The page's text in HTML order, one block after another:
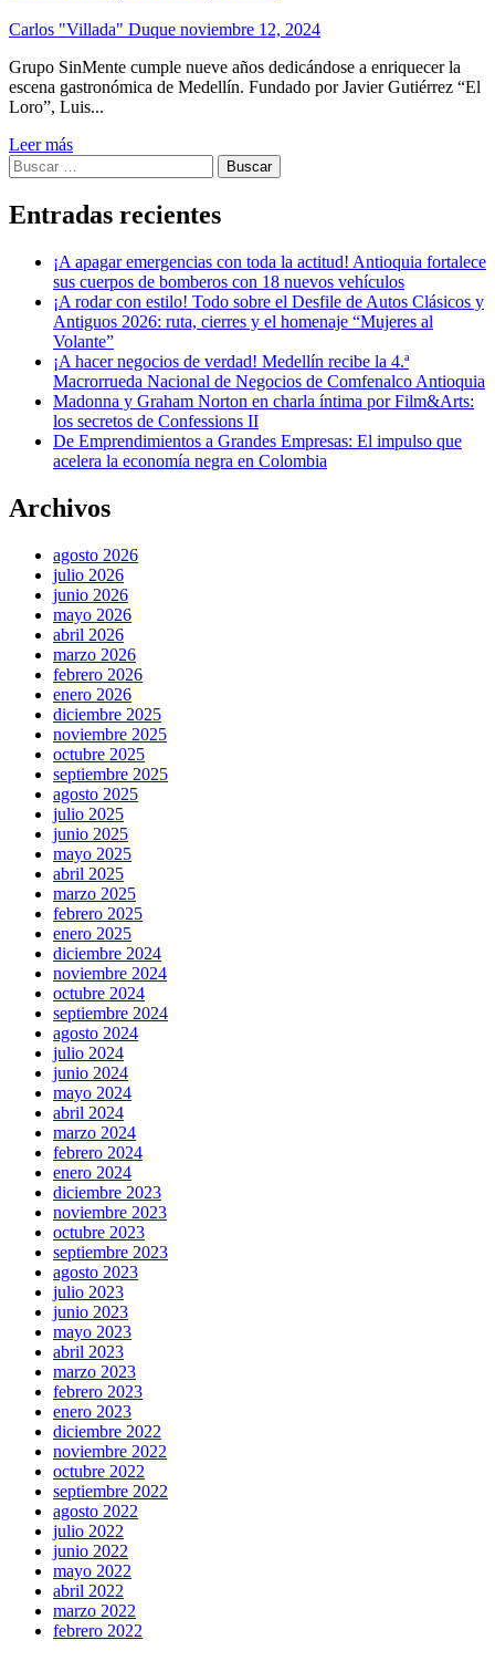
Carlos "Villada" Duque noviembre 12, 2024
Grupo SinMente cumple nueve años dedicándose a enriquecer la
escena gastronómica de Medellín. Fundado por Javier Gutiérrez “El
Loro”, Luis...
Leer más
Buscar:
Entradas recientes
¡A apagar emergencias con toda la actitud! Antioquia fortalece
sus cuerpos de bomberos con 18 nuevos vehículos
¡A rodar con estilo! Todo sobre el Desfile de Autos Clásicos y
Antiguos 2026: ruta, cierres y el homenaje “Mujeres al
Volante”
¡A hacer negocios de verdad! Medellín recibe la 4.ª
Macrorrueda Nacional de Negocios de Comfenalco Antioquia
Madonna y Graham Norton en charla íntima por Film&Arts:
los secretos de Confessions II
De Emprendimientos a Grandes Empresas: El impulso que
acelera la economía negra en Colombia
Archivos
agosto 2026
julio 2026
junio 2026
mayo 2026
abril 2026
marzo 2026
febrero 2026
enero 2026
diciembre 2025
noviembre 2025
octubre 2025
septiembre 2025
agosto 2025
julio 2025
junio 2025
mayo 2025
abril 2025
marzo 2025
febrero 2025
enero 2025
diciembre 2024
noviembre 2024
octubre 2024
septiembre 2024
agosto 2024
julio 2024
junio 2024
mayo 2024
abril 2024
marzo 2024
febrero 2024
enero 2024
diciembre 2023
noviembre 2023
octubre 2023
septiembre 2023
agosto 2023
julio 2023
junio 2023
mayo 2023
abril 2023
marzo 2023
febrero 2023
enero 2023
diciembre 2022
noviembre 2022
octubre 2022
septiembre 2022
agosto 2022
julio 2022
junio 2022
mayo 2022
abril 2022
marzo 2022
febrero 2022